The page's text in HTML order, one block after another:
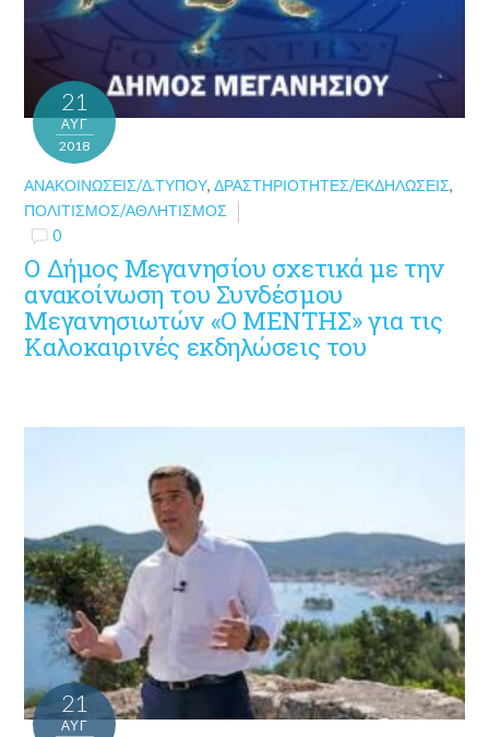
21
ΑΥΓ
2018
ΑΝΑΚΟΙΝΏΣΕΙΣ/Δ.ΤΎΠΟΥ,ΔΡΑΣΤΗΡΙΌΤΗΤΕΣ/ΕΚΔΗΛΏΣΕΙΣ,
ΠΟΛΙΤΙΣΜΌΣ/ΑΘΛΗΤΙΣΜΌΣ
0
Ο Δήμος Μεγανησίου σχετικά με την
ανακοίνωση του Συνδέσμου
Μεγανησιωτών «Ο ΜΕΝΤΗΣ» για τις
Καλοκαιρινές εκδηλώσεις του
21
ΑΥΓ